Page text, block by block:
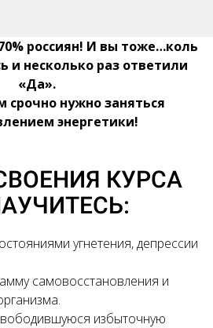
россиян! И вы тоже…коль
и несколько раз ответили
«Да».
срочно нужно заняться
энергетики!
КУРСА
угнетения, депрессии
самовосстановления и
избыточную